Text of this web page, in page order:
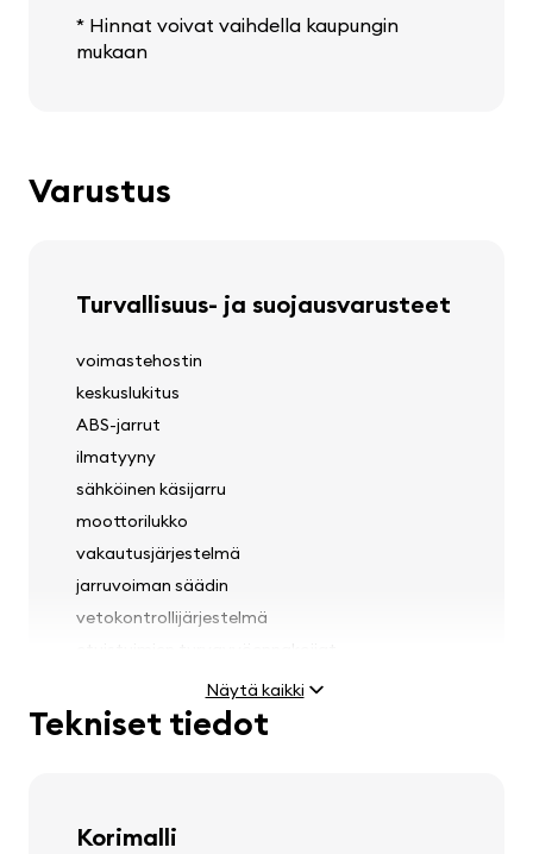
* Hinnat voivat vaihdella kaupungin
mukaan
Varustus
Turvallisuus- ja suojausvarusteet
voimastehostin
keskuslukitus
ABS-jarrut
ilmatyyny
sähköinen käsijarru
moottorilukko
vakautusjärjestelmä
jarruvoiman säädin
vetokontrollijärjestelmä
Näytä kaikki
Tekniset tiedot
Korimalli